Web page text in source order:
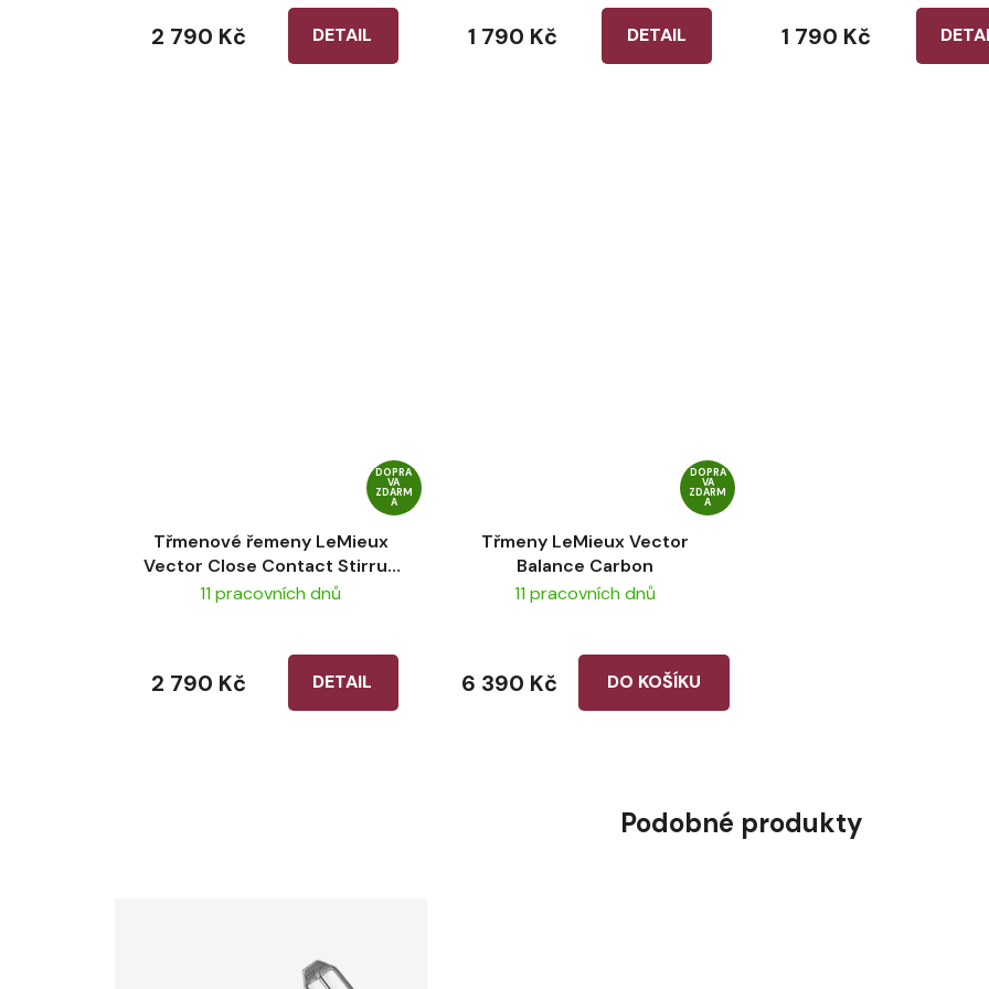
DETAIL
2 790 Kč DETAIL
1 790 Kč 1 790 Kč
DOPRA
VA
ZDARM
A
Třmenové řemeny LeMieux
Vector Close Contact Stirrup
Leather Brown
11 pracovních dnů
DETAIL
2 790 Kč
DOPRA
VA
ZDARM
A
Třmeny LeMieux Vector
Balance Carbon
11 pracovních dnů
DO KOŠÍKU
6 390 Kč
Podobné produkty